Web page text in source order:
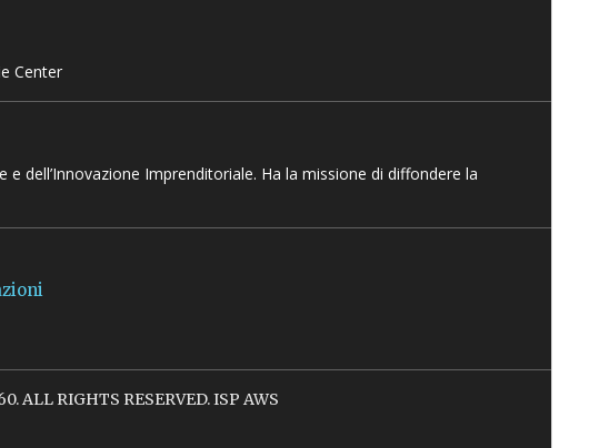
Center
dell’Innovazione Imprenditoriale. Ha la missione di diffondere la
RIGHTS RESERVED. ISP AWS